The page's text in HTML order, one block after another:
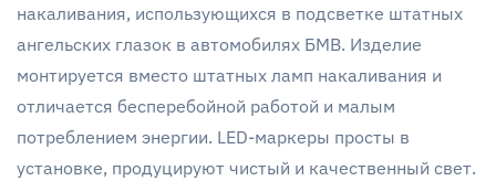
накаливания, использующихся в подсветке штатных
ангельских глазок в автомобилях БМВ. Изделие
монтируется вместо штатных ламп накаливания и
отличается бесперебойной работой и малым
потреблением энергии. LED-маркеры просты в
установке, продуцируют чистый и качественный свет.